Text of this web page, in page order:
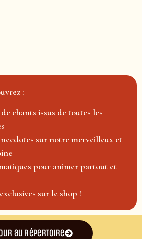
:
chants issus de toutes les
sur notre merveilleux et
pour animer partout et
sur le shop !
au répertoire